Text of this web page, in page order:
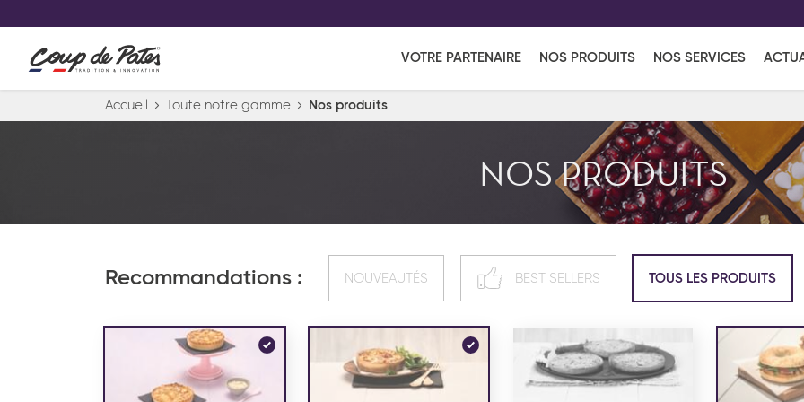
VOTRE PARTENAIRE NOS PRODUITS NOS SERVICES
Viennoiserie et pâtisserie américaine
Réception sucrée
Conservez votre sélection produit Coup de Coeur Une
Accueil Toute notre gamme Nos produits
NOS PRODUITS
Recommandations : NOUVEAUTÉS BEST SELLERS TOUS LES PRODUITS